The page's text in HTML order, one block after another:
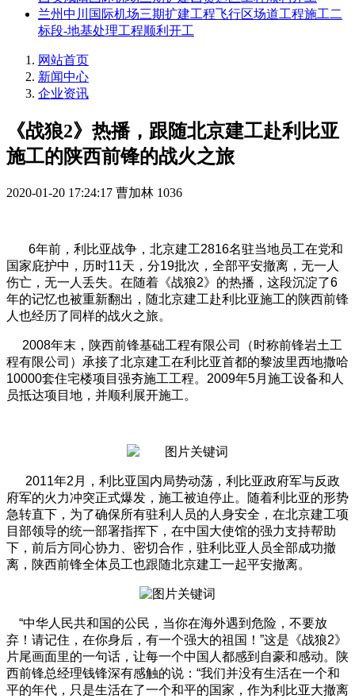
兰州中川国际机场三期扩建工程飞行区场道工程施工二
标段-地基处理工程顺利开工
网站首页
新闻中心
企业资讯
《战狼2》热播，跟随北京建工赴利比亚
施工的陕西前锋的战火之旅
2020-01-20 17:24:17 曹加林 1036
6年前，利比亚战争，北京建工2816名驻当地员工在党和
国家庇护中，历时11天，分19批次，全部平安撤离，无一人
伤亡，无一人丢失。在随着《战狼2》的热播，这段沉淀了6
年的记忆也被重新翻出，随北京建工赴利比亚施工的陕西前锋
人也经历了同样的战火之旅。
2008年末，陕西前锋基础工程有限公司（时称前锋岩土工
程有限公司）承接了北京建工在利比亚首都的黎波里西地撒哈
10000套住宅楼项目强夯施工工程。2009年5月施工设备和人
员抵达项目地，并顺利展开施工。
2011年2月，利比亚国内局势动荡，利比亚政府军与反政
府军的火力冲突正式爆发，施工被迫停止。随着利比亚的形势
急转直下，为了确保所有驻利人员的人身安全，在北京建工项
目部领导的统一部署指挥下，在中国大使馆的强力支持帮助
下，前后方同心协力、密切合作，驻利比亚人员全部成功撤
离，陕西前锋全体员工也跟随北京建工一起平安撤离。
“中华人民共和国的公民，当你在海外遇到危险，不要放
弃！请记住，在你身后，有一个强大的祖国！”这是《战狼2》
片尾画面里的一句话，让每一个中国人都感到自豪和感动。陕
西前锋总经理钱锋深有感触的说：“我们并没有生活在一个和
平的年代，只是生活在了一个和平的国家，作为利比亚大撤离